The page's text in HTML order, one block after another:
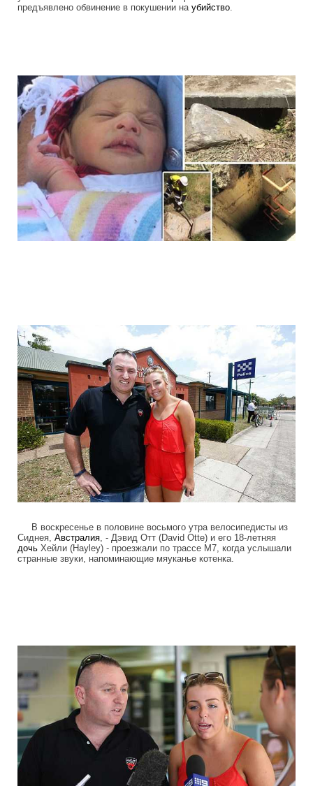
предъявлено обвинение в покушении на убийство
В воскресенье в половине восьмого утра велосипедисты из
Сиднея, Австралия , - Дэвид Отт (David Otte) и его 18-летняя
дочь Хейли (Hayley) - проезжали по трассе М7, когда услышали
странные звуки, напоминающие мяуканье котенка.